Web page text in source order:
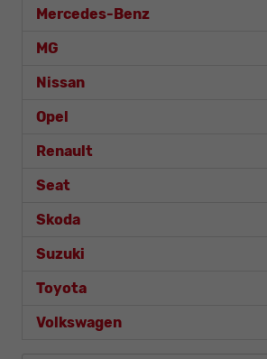
Mercedes-Benz
MG
Nissan
Opel
Renault
Seat
Skoda
Suzuki
Toyota
Volkswagen